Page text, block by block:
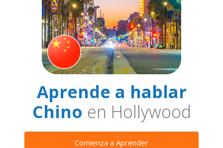
Aprende a hablar
Chino en Hollywood
Comienza a Aprender